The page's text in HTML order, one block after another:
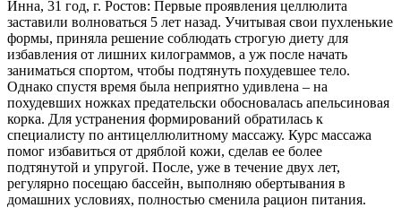
Инна, 31 год, г. Ростов: Первые проявления целлюлита
заставили волноваться 5 лет назад. Учитывая свои пухленькие
формы, приняла решение соблюдать строгую диету для
избавления от лишних килограммов, а уж после начать
заниматься спортом, чтобы подтянуть похудевшее тело.
Однако спустя время была неприятно удивлена – на
похудевших ножках предательски обосновалась апельсиновая
корка. Для устранения формирований обратилась к
специалисту по антицеллюлитному массажу. Курс массажа
помог избавиться от дряблой кожи, сделав ее более
подтянутой и упругой. После, уже в течение двух лет,
регулярно посещаю бассейн, выполняю обертывания в
домашних условиях, полностью сменила рацион питания.